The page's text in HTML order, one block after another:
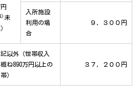
) 未
入所施設
利用の場
合
９，３００円
記以外（世帯収入
ね890万円以上の
）
３７，２００円